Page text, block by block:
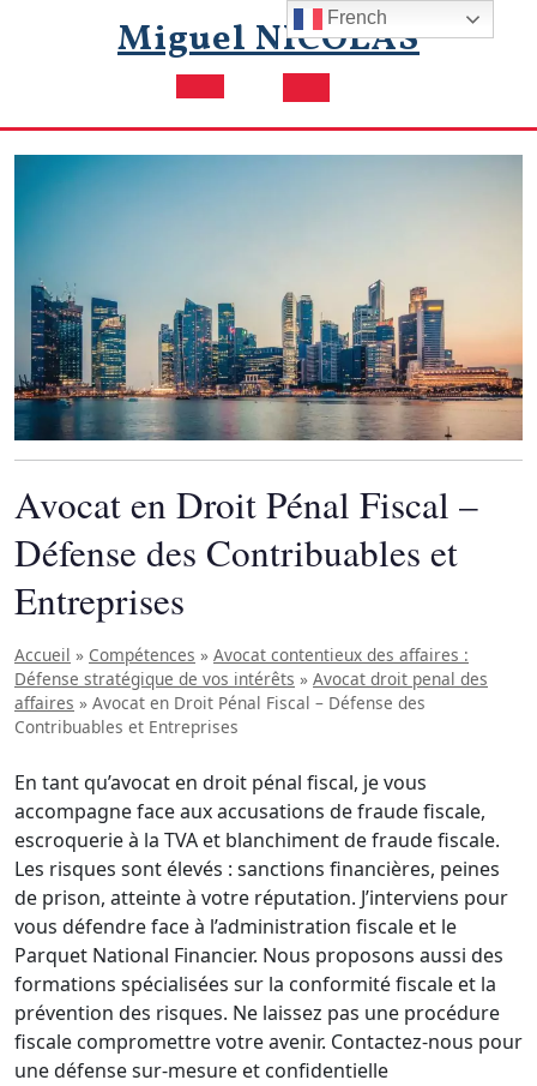
Miguel NICOLAS
Open
Button
Avocat en Droit Pénal Fiscal –
Défense des Contribuables et
Entreprises
Accueil » Compétences » Avocat contentieux des affaires :
Défense stratégique de vos intérêts » Avocat droit penal des
affaires » Avocat en Droit Pénal Fiscal – Défense des
Contribuables et Entreprises
En tant qu’avocat en droit pénal fiscal, je vous
accompagne face aux accusations de fraude fiscale,
escroquerie à la TVA et blanchiment de fraude fiscale.
Les risques sont élevés : sanctions financières, peines
de prison, atteinte à votre réputation. J’interviens pour
vous défendre face à l’administration fiscale et le
Parquet National Financier. Nous proposons aussi des
formations spécialisées sur la conformité fiscale et la
prévention des risques. Ne laissez pas une procédure
fiscale compromettre votre avenir. Contactez-nous pour
une défense sur-mesure et confidentielle
French